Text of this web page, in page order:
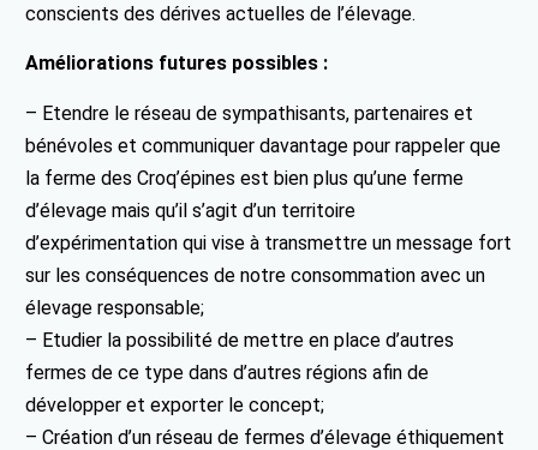
conscients des dérives actuelles de l’élevage.
Améliorations futures possibles :
– Etendre le réseau de sympathisants, partenaires et
bénévoles et communiquer davantage pour rappeler que
la ferme des Croq’épines est bien plus qu’une ferme
d’élevage mais qu’il s’agit d’un territoire
d’expérimentation qui vise à transmettre un message fort
sur les conséquences de notre consommation avec un
élevage responsable;
– Etudier la possibilité de mettre en place d’autres
fermes de ce type dans d’autres régions afin de
développer et exporter le concept;
– Création d’un réseau de fermes d’élevage éthiquement